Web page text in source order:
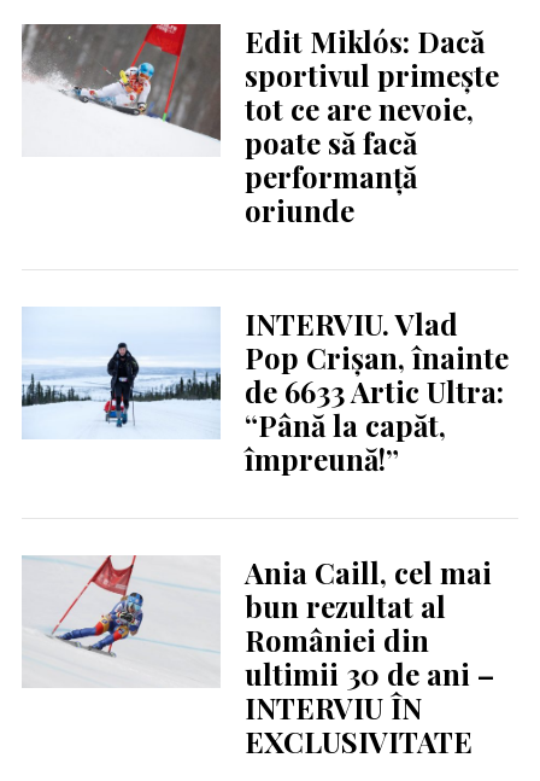
Edit Miklós: Dacă
sportivul primește
tot ce are nevoie,
poate să facă
performanță
oriunde
INTERVIU. Vlad
Pop Crișan, înainte
de 6633 Artic Ultra:
“Până la capăt,
împreună!”
Ania Caill, cel mai
bun rezultat al
României din
ultimii 30 de ani –
INTERVIU ÎN
EXCLUSIVITATE